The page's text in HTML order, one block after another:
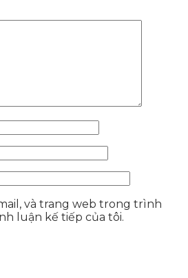
và trang web trong trình
luận kế tiếp của tôi.